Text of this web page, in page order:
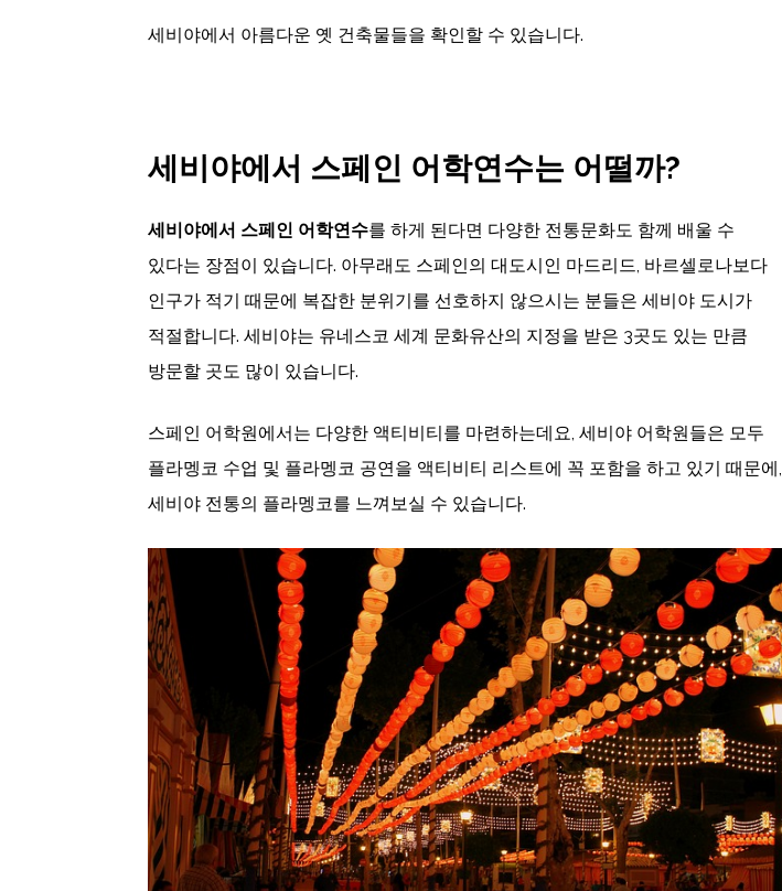
세비야에서 아름다운 옛 건축물들을 확인할 수 있습니다.
세비야에서 스페인 어학연수는 어떨까?
세비야에서 스페인 어학연수를 하게 된다면 다양한 전통문화도 함께 배울 수
있다는 장점이 있습니다. 아무래도 스페인의 대도시인 마드리드, 바르셀로나보다
인구가 적기 때문에 복잡한 분위기를 선호하지 않으시는 분들은 세비야 도시가
적절합니다. 세비야는 유네스코 세계 문화유산의 지정을 받은 3곳도 있는 만큼
방문할 곳도 많이 있습니다.
스페인 어학원에서는 다양한 액티비티를 마련하는데요, 세비야 어학원들은 모두
플라멩코 수업 및 플라멩코 공연을 액티비티 리스트에 꼭 포함을 하고 있기 때문에,
세비야 전통의 플라멩코를 느껴보실 수 있습니다.